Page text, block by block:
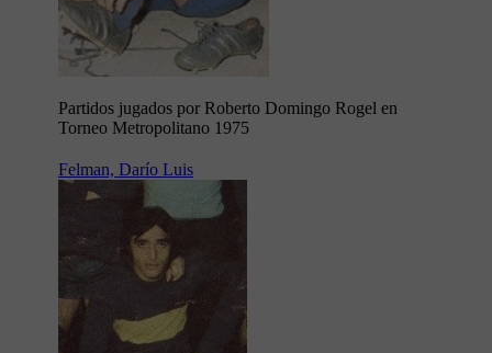
Partidos jugados por Roberto Domingo Rogel en
Torneo Metropolitano 1975
Felman, Darío Luis